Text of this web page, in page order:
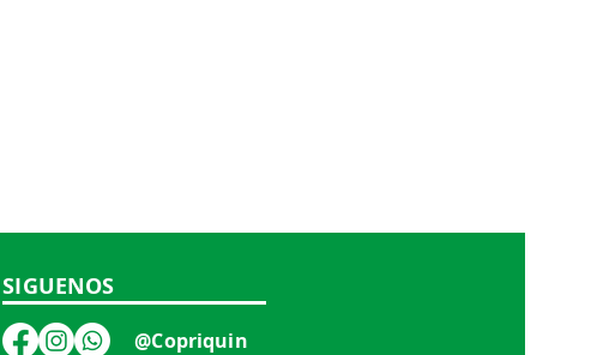
SIGUENOS
@Copriquin